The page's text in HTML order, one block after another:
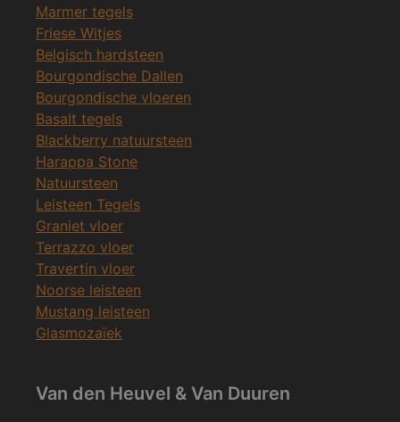
Marmer tegels
Friese Witjes
Belgisch hardsteen
Bourgondische Dallen
Bourgondische vloeren
Basalt tegels
Blackberry natuursteen
Harappa Stone
Natuursteen
Leisteen Tegels
Graniet vloer
Terrazzo vloer
Travertin vloer
Noorse leisteen
Mustang leisteen
Glasmozaïek
Van den Heuvel & Van Duuren